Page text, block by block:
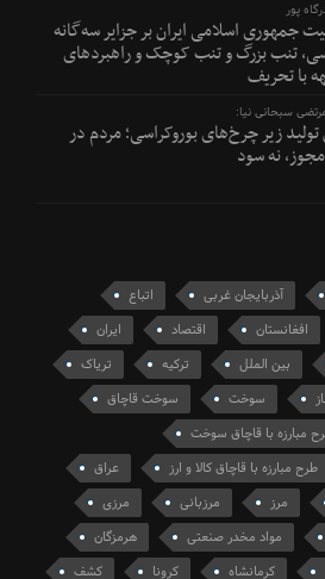
پور
جمهوری اسلامی ایران بر جزایر سه‌گانه
تنب بزرگ و‌ تنب کوچک و راهبردهای
با تحریف
سبحانی نیا:
زیر چرخ‌های بوروکراسی؛ مردم در
نه سود
آذربایجان غربی
اتباع
افغانستان اقتصاد
ایران
بین الملل ترکیه
تریاک
سوخت
سوخت قاچاق
مبارزه با قاچاق سوخت
طرح مبارزه با قاچاق کالا و ارز
عراق
مرز مرزبانی
مرزی
مواد مخدر صنعتی
هرمزگان
کرمانشاه کرونا کشف